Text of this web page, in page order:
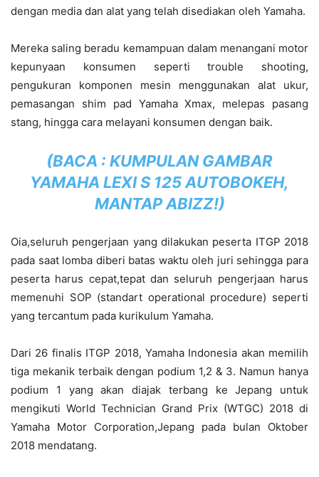
dengan media dan alat yang telah disediakan oleh Yamaha.
Mereka saling beradu kemampuan dalam menangani motor
kepunyaan konsumen seperti trouble shooting,
pengukuran komponen mesin menggunakan alat ukur,
pemasangan shim pad Yamaha Xmax, melepas pasang
stang, hingga cara melayani konsumen dengan baik.
(BACA : KUMPULAN GAMBAR
YAMAHA LEXI S 125 AUTOBOKEH,
MANTAP ABIZZ!)
Oia,seluruh pengerjaan yang dilakukan peserta ITGP 2018
pada saat lomba diberi batas waktu oleh juri sehingga para
peserta harus cepat,tepat dan seluruh pengerjaan harus
memenuhi SOP (standart operational procedure) seperti
yang tercantum pada kurikulum Yamaha.
Dari 26 finalis ITGP 2018, Yamaha Indonesia akan memilih
tiga mekanik terbaik dengan podium 1,2 & 3. Namun hanya
podium 1 yang akan diajak terbang ke Jepang untuk
mengikuti World Technician Grand Prix (WTGC) 2018 di
Yamaha Motor Corporation,Jepang pada bulan Oktober
2018 mendatang.